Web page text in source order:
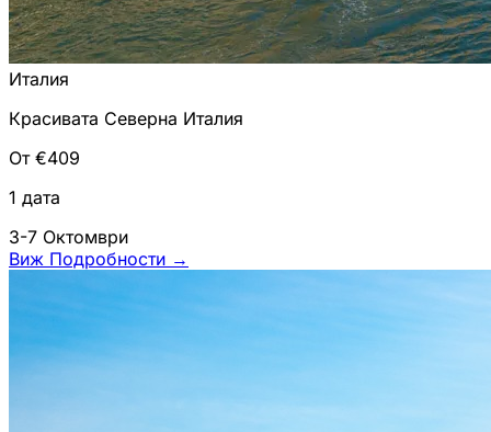
Италия
Красивата Северна Италия
От €409
1 дата
3-7 Октомври
Виж Подробности →